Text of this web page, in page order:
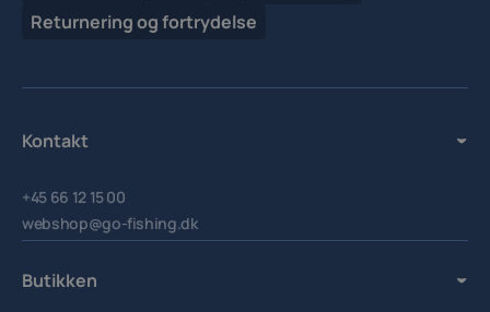
Returnering og fortrydelse
Kontakt
+45 66 12 15 00
webshop@go-fishing.dk
Butikken